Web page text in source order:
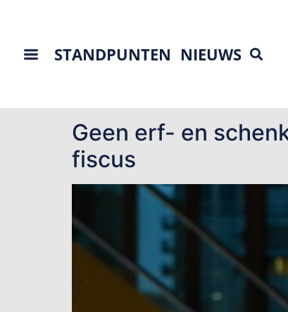
STANDPUNTEN NIEUWS
erf en
Geen erf- en
fiscus